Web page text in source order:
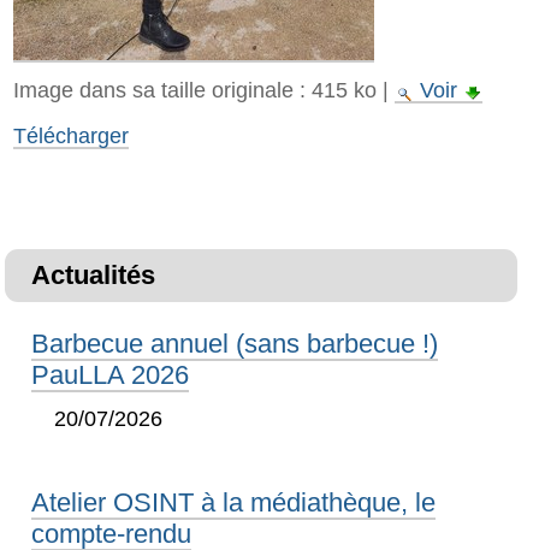
Image dans sa taille originale : 415 ko|
Voir
Télécharger
Actualités
Barbecue annuel (sans barbecue !)
PauLLA 2026
20/07/2026
Atelier OSINT à la médiathèque, le
compte-rendu